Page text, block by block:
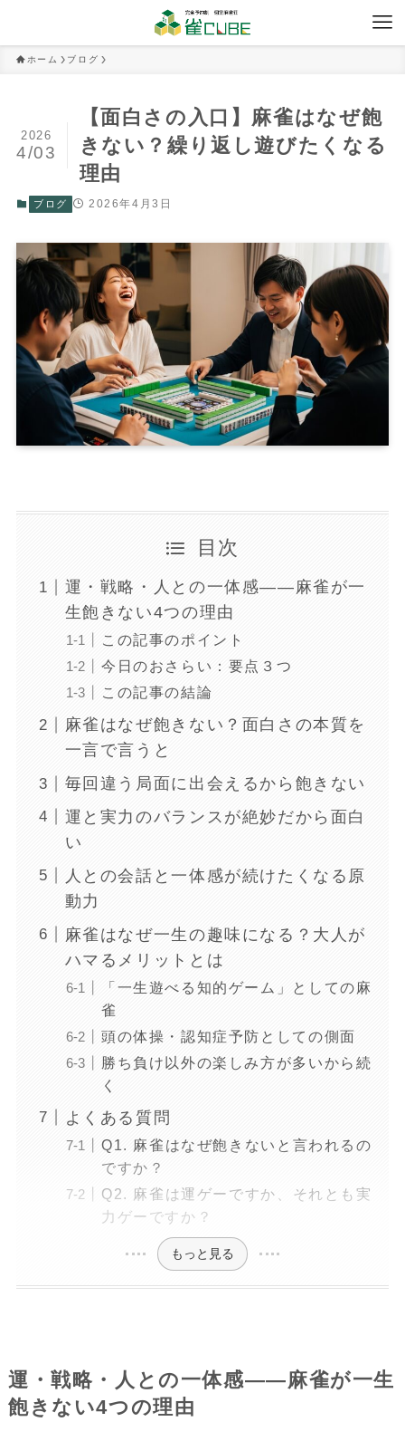
ホーム ブログ
【面白さの入口】麻雀はなぜ飽
きない？繰り返し遊びたくなる
理由
2026
4/03
ブログ 2026年4月3日
目次
運・戦略・人との一体感——麻雀が一
生飽きない4つの理由
この記事のポイント
今日のおさらい：要点３つ
この記事の結論
麻雀はなぜ飽きない？面白さの本質を
一言で言うと
毎回違う局面に出会えるから飽きない
運と実力のバランスが絶妙だから面白
い
人との会話と一体感が続けたくなる原
動力
麻雀はなぜ一生の趣味になる？大人が
ハマるメリットとは
「一生遊べる知的ゲーム」としての麻
雀
頭の体操・認知症予防としての側面
勝ち負け以外の楽しみ方が多いから続
く
よくある質問
Q1. 麻雀はなぜ飽きないと言われるの
ですか？
Q2. 麻雀は運ゲーですか、それとも実
力ゲーですか？
もっと見る
運・戦略・人との一体感——麻雀が一生
飽きない4つの理由